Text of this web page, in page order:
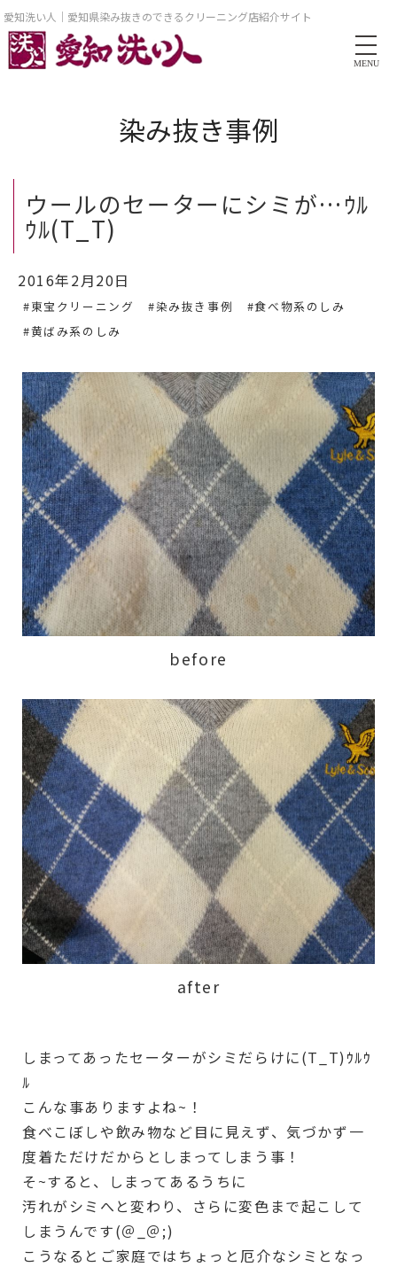
愛知洗い人｜愛知県染み抜きのできるクリーニング店紹介サイト
MENU
染み抜き事例
ウールのセーターにシミが…ｳﾙ
ｳﾙ(T_T)
2016年2月20日
#東宝クリーニング #染み抜き事例
#食べ物系のしみ
#黄ばみ系のしみ
before
after
しまってあったセーターがシミだらけに(T_T)ｳﾙｳ
ﾙ
こんな事ありますよね~！
食べこぼしや飲み物など目に見えず、気づかず一
度着ただけだからとしまってしまう事！
そ~すると、しまってあるうちに
汚れがシミへと変わり、さらに変色まで起こして
しまうんです(＠_＠;)
こうなるとご家庭ではちょっと厄介なシミとなっ